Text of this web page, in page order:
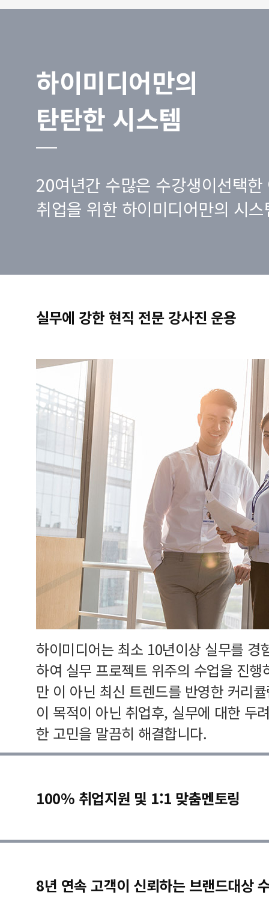
하이미디어만의
탄탄한 시스템
20여년간 수많은 수강생이선택한
취업을 위한 하이미디어만의 시
실무에 강한 현직 전문 강사진 운용
하이미디어는 최소 10년이상 실무를 경
하여 실무 프로젝트 위주의 수업을 진
만 이 아닌 최신 트렌드를 반영한 커리
이 목적이 아닌 취업후, 실무에 대한 두
한 고민을 말끔히 해결합니다.
100% 취업지원 및 1:1 맞춤멘토링
8년 연속 고객이 신뢰하는 브랜드대상